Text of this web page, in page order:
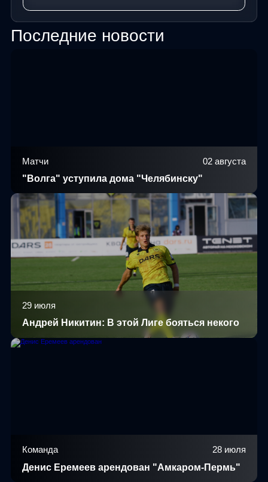
Последние новости
Матчи 02 августа
"Волга" уступила дома "Челябинску"
29 июля
Андрей Никитин: В этой Лиге бояться некого
Команда 28 июля
Денис Еремеев арендован "Амкаром-Пермь"